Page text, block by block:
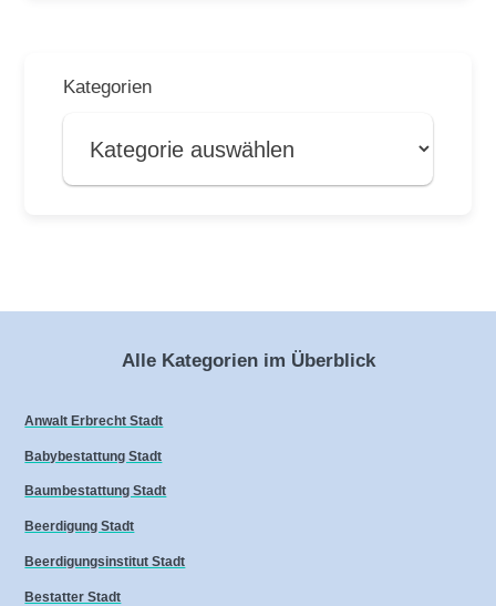
Kategorien
Alle Kategorien im Überblick
Anwalt Erbrecht Stadt
Babybestattung Stadt
Baumbestattung Stadt
Beerdigung Stadt
Beerdigungsinstitut Stadt
Bestatter Stadt